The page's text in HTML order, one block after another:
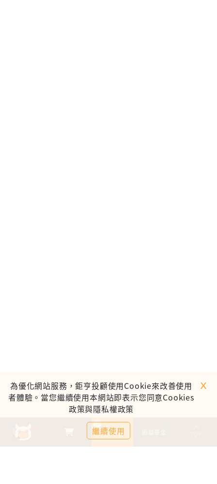
基金比較
0
為優化網站服務，鉅亨投顧使用Cookie來改善使用
者體驗。當您繼續使用本網站即表示您同意Cookies
政策與隱私權政策
繼續使用
ｘ